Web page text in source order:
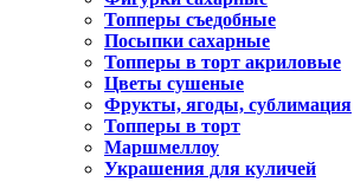
Топперы съедобные
Посыпки сахарные
Топперы в торт акриловые
Цветы сушеные
Фрукты, ягоды, сублимация
Топперы в торт
Маршмеллоу
Украшения для куличей